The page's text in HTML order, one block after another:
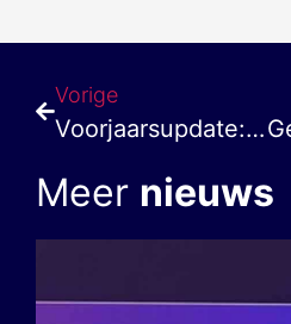
Vorige
Voorjaarsupdate: ActoProject en ActoService
Meer nieuws